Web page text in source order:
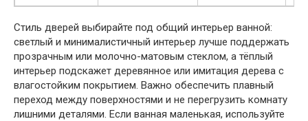
Стиль дверей выбирайте под общий интерьер ванной:
светлый и минималистичный интерьер лучше поддержать
прозрачным или молочно-матовым стеклом, а тёплый
интерьер подскажет деревянное или имитация дерева с
влагостойким покрытием. Важно обеспечить плавный
переход между поверхностями и не перегрузить комнату
лишними деталями. Если ванная маленькая, используйте